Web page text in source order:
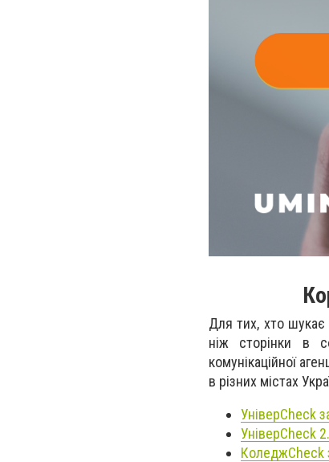
Для тих, хто
ніж сторінки в
комунікаційної
в різних містах
УніверCheck
УніверCheck
КоледжCheck